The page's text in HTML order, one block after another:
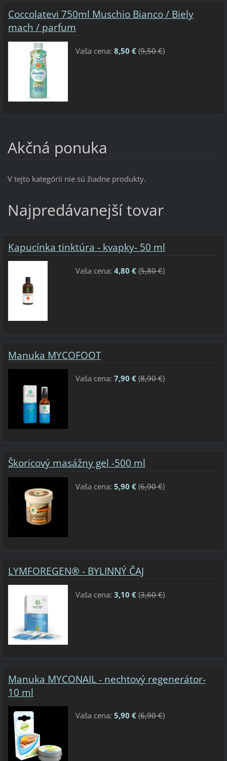
Coccolatevi 750ml Muschio Bianco / Biely
mach / parfum
Vaša cena: 8,50 €(9,50 €)
Akčná ponuka
V tejto kategórii nie sú žiadne produkty.
Najpredávanejší tovar
Kapucínka tinktúra - kvapky- 50 ml
Vaša cena: 4,80 €(5,80 €)
Manuka MYCOFOOT
Vaša cena: 7,90 €(8,90 €)
Škoricový masážny gel -500 ml
Vaša cena: 5,90 €(6,90 €)
LYMFOREGEN® - BYLINNÝ ČAJ
Vaša cena: 3,10 €(3,60 €)
Manuka MYCONAIL - nechtový regenerátor-
10 ml
Vaša cena: 5,90 €(6,90 €)